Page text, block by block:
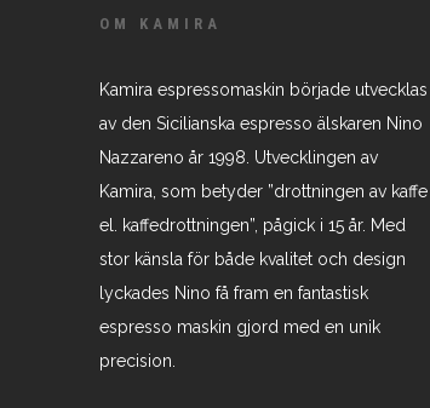
OM KAMIRA
Kamira espressomaskin började utvecklas
av den Sicilianska espresso älskaren Nino
Nazzareno år 1998. Utvecklingen av
Kamira, som betyder ”drottningen av kaffe
el. kaffedrottningen”, pågick i 15 år. Med
stor känsla för både kvalitet och design
lyckades Nino få fram en fantastisk
espresso maskin gjord med en unik
precision.